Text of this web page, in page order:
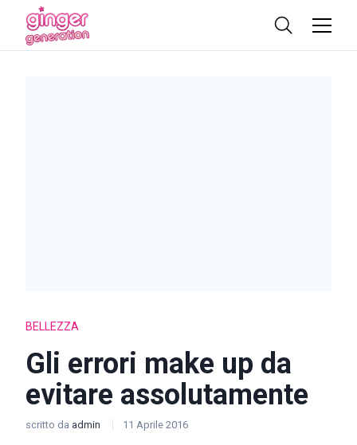
BELLEZZA
Gli errori make up da
evitare assolutamente
scritto da admin 11 Aprile 2016